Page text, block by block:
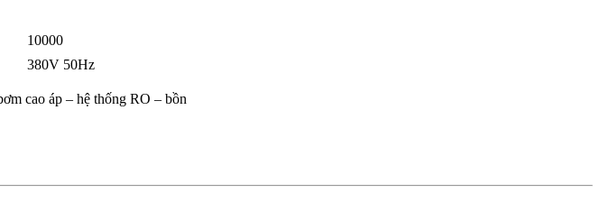
10000
380V 50Hz
cao áp – hệ thống RO – bồn